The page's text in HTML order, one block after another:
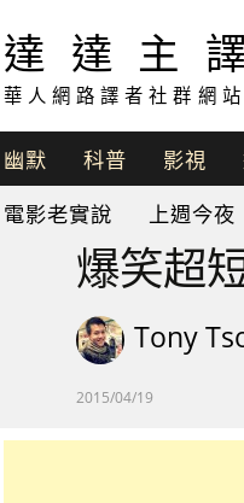
達達主譯
華人網路譯者社群網站
幽默
脫
口
科普 影視
電影老實說 上週今夜
爆笑超
Tony
2015/04/19